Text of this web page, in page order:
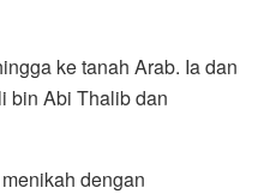
ke tanah Arab. Ia dan
bin Abi Thalib dan
dengan